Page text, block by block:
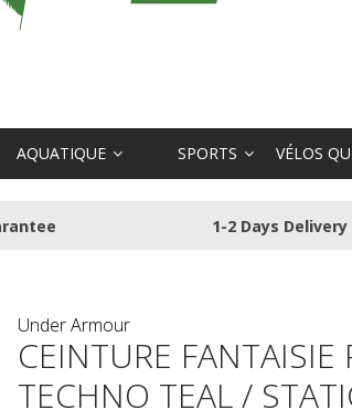
AQUATIQUE SPORTS VÉLOS
1-2 Days Delivery
Under Armour
CEINTURE
TECHNO TEAL /